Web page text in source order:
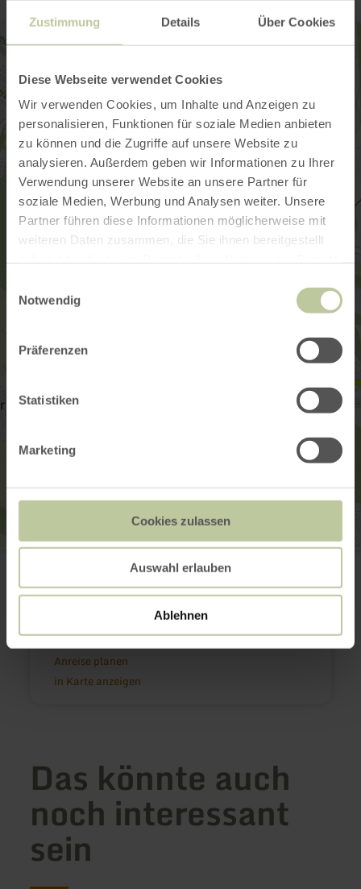
Zustimmung Details Über Cookies
Diese Webseite verwendet Cookies
Wir verwenden Cookies, um Inhalte und Anzeigen zu
personalisieren, Funktionen für soziale Medien anbieten
zu können und die Zugriffe auf unsere Website zu
analysieren. Außerdem geben wir Informationen zu Ihrer
Verwendung unserer Website an unsere Partner für
soziale Medien, Werbung und Analysen weiter. Unsere
Partner führen diese Informationen möglicherweise mit
weiteren Daten zusammen, die Sie ihnen bereitgestellt
Notwendig
Präferenzen
Statistiken
Marketing
Cookies zulassen
Auswahl erlauben
Ablehnen
54584 Jünkerath
+49 6591 133200
Webseite
Anreise planen
in Karte anzeigen
Das könnte auch
noch interessant
sein